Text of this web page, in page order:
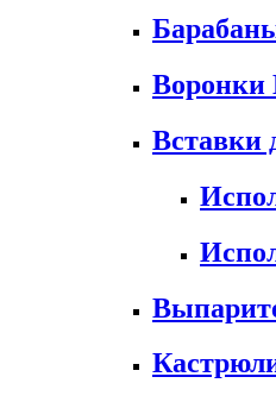
Воронки
Вставки